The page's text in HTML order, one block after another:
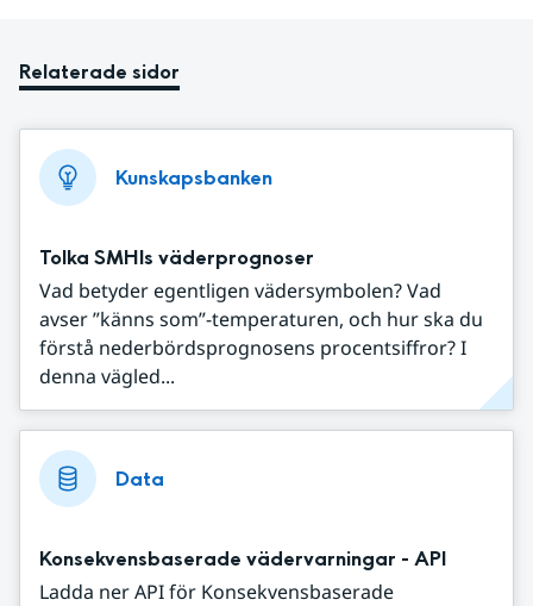
Relaterade sidor
Kunskapsbanken
Tolka SMHIs väderprognoser
Vad betyder egentligen vädersymbolen? Vad
avser ”känns som”-temperaturen, och hur ska du
förstå nederbördsprognosens procentsiffror? I
denna vägled...
Data
Konsekvensbaserade vädervarningar - API
Ladda ner API för Konsekvensbaserade